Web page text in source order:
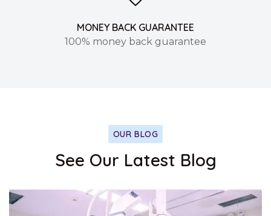
MONEY BACK GUARANTEE
100% money back guarantee
OUR BLOG
See Our Latest Blog